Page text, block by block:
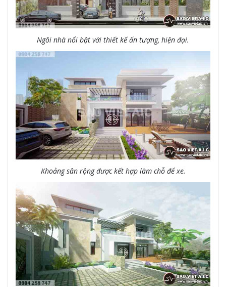
Ngôi nhà nổi bật với thiết kế ấn tượng, hiện đại.
Khoảng sân rộng được kết hợp làm chỗ để xe.